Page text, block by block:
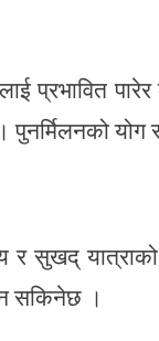
प्रभावित
योग
सुखद्
सकिनेछ ।